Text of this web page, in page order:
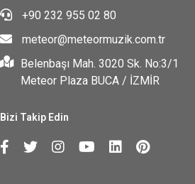
+90 232 955 02 80
meteor@meteormuzik.com.tr
Belenbaşı Mah. 3020 Sk. No:3/1
Meteor Plaza BUCA / İZMİR
Bizi Takip Edin